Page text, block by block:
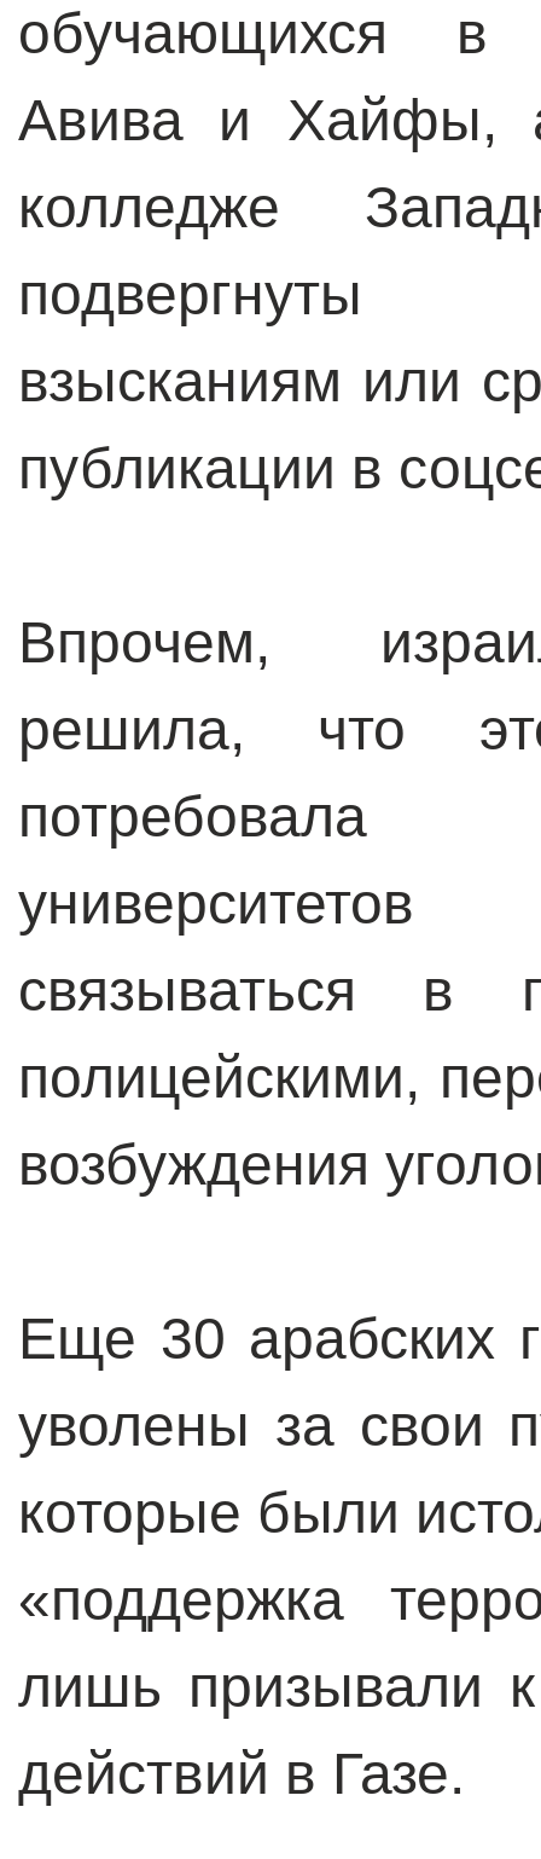
обучающихся в
Авива и Хайфы,
колледже
подвергнуты
взысканиям или
публикации в
Впрочем,
решила, что
связываться в
полицейскими,
возбуждения
Еще 30 арабских
уволены за свои
которые были
«поддержка
лишь призывали
действий в Газе.